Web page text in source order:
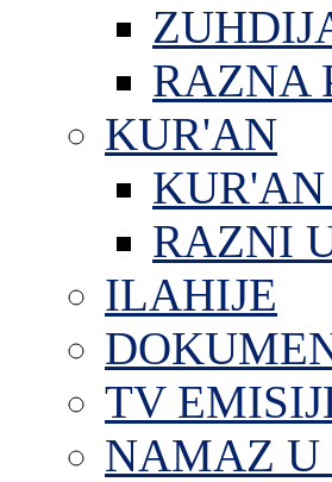
RAZNA
KUR'AN
RAZNI
ILAHIJE
TV
NAMAZ